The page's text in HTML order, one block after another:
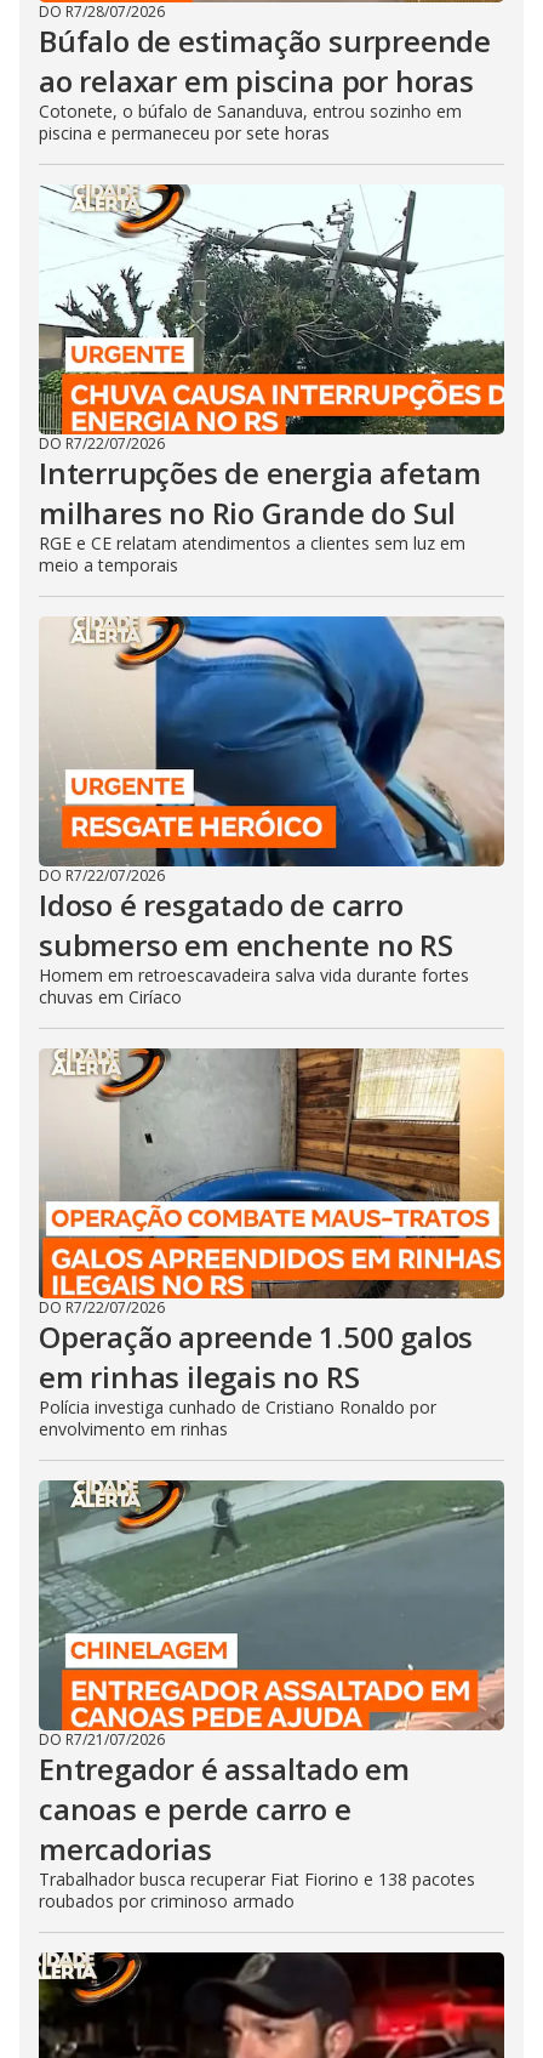
DO R7/28/07/2026
Búfalo de estimação surpreende
ao relaxar em piscina por horas
Cotonete, o búfalo de Sananduva, entrou sozinho em
piscina e permaneceu por sete horas
DO R7/22/07/2026
Interrupções de energia afetam
milhares no Rio Grande do Sul
RGE e CE relatam atendimentos a clientes sem luz em
meio a temporais
DO R7/22/07/2026
Idoso é resgatado de carro
submerso em enchente no RS
Homem em retroescavadeira salva vida durante fortes
chuvas em Ciríaco
DO R7/22/07/2026
Operação apreende 1.500 galos
em rinhas ilegais no RS
Polícia investiga cunhado de Cristiano Ronaldo por
envolvimento em rinhas
DO R7/21/07/2026
Entregador é assaltado em
canoas e perde carro e
mercadorias
Trabalhador busca recuperar Fiat Fiorino e 138 pacotes
roubados por criminoso armado